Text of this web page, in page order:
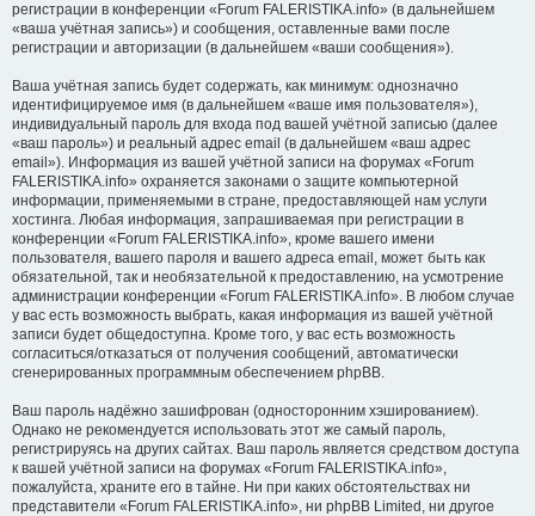
регистрации в конференции «Forum FALERISTIKA.info» (в дальнейшем
«ваша учётная запись») и сообщения, оставленные вами после
регистрации и авторизации (в дальнейшем «ваши сообщения»).
Ваша учётная запись будет содержать, как минимум: однозначно
идентифицируемое имя (в дальнейшем «ваше имя пользователя»),
индивидуальный пароль для входа под вашей учётной записью (далее
«ваш пароль») и реальный адрес email (в дальнейшем «ваш адрес
email»). Информация из вашей учётной записи на форумах «Forum
FALERISTIKA.info» охраняется законами о защите компьютерной
информации, применяемыми в стране, предоставляющей нам услуги
хостинга. Любая информация, запрашиваемая при регистрации в
конференции «Forum FALERISTIKA.info», кроме вашего имени
пользователя, вашего пароля и вашего адреса email, может быть как
обязательной, так и необязательной к предоставлению, на усмотрение
администрации конференции «Forum FALERISTIKA.info». В любом случае
у вас есть возможность выбрать, какая информация из вашей учётной
записи будет общедоступна. Кроме того, у вас есть возможность
согласиться/отказаться от получения сообщений, автоматически
сгенерированных программным обеспечением phpBB.
Ваш пароль надёжно зашифрован (односторонним хэшированием).
Однако не рекомендуется использовать этот же самый пароль,
регистрируясь на других сайтах. Ваш пароль является средством доступа
к вашей учётной записи на форумах «Forum FALERISTIKA.info»,
пожалуйста, храните его в тайне. Ни при каких обстоятельствах ни
представители «Forum FALERISTIKA.info», ни phpBB Limited, ни другое